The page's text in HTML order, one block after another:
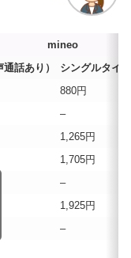
mineo
話あり）
シングルタイ
880円
–
1,265円
1,705円
–
1,925円
–